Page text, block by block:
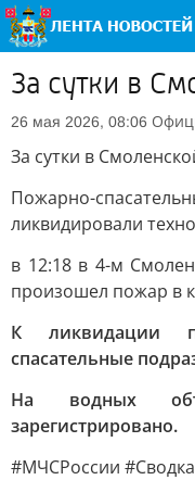
За сутки в
26 мая 2026, 08:06
За сутки в
Пожарно-
ликвидировали
в 12:18 в 4-м
произошел пожар в
К ликвидации
спасательные
На водных
зарегистрировано.
#МЧСРоссии